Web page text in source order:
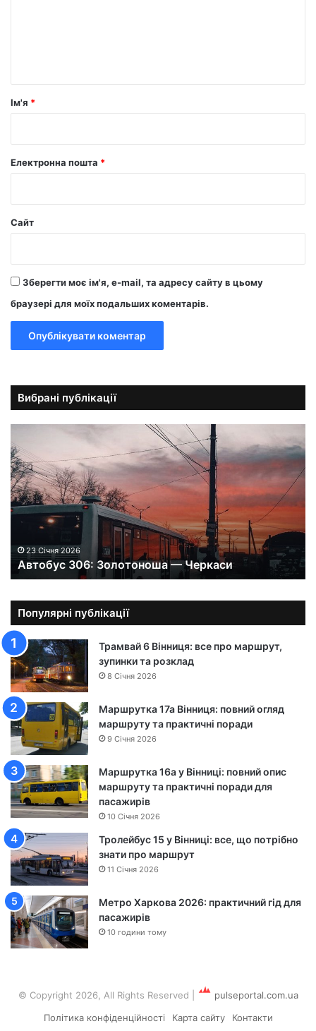
рІм'я *
Електронна пошта *
Сайт
Зберегти моє ім'я, e-mail, та адресу сайту в цьому
браузері для моїх подальших коментарів.
Вибрані публікації
в
т
о
б
у
:
л
о
т
о
н
о
ш
а
—
Ч
е
р
к
а
с
и
23 Січня 2026
Автобус 306: Золотоноша — Черкаси
Популярні публікації
Трамвай 6 Вінниця: все про маршрут,
зупинки та розклад
8 Січня 2026
Маршрутка 17а Вінниця: повний огляд
маршруту та практичні поради
9 Січня 2026
Маршрутка 16а у Вінниці: повний опис
маршруту та практичні поради для
пасажирів
10 Січня 2026
Тролейбус 15 у Вінниці: все, що потрібно
знати про маршрут
11 Січня 2026
Метро Харкова 2026: практичний гід для
пасажирів
10 години тому
© Copyright 2026, All Rights Reserved
pulseportal.com.ua
Політика конфіденційності
Карта сайту Контакти